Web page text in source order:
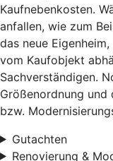
Kaufnebenkosten.
anfallen, wie zum
das neue
vom Kaufobjekt
Sachverständigen.
Größenordnung und
bzw.
Gutachten
Renovierung &